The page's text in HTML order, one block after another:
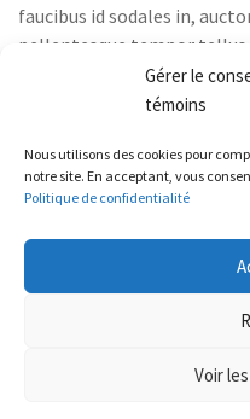
Gérer le
témoins
Nous utilisons des cookies pour
notre site. En acceptant, vous
Politique de confidentialité
Voir
faucibus id sodales in,
pellentesque tempor
ligula. Aliquam id dui…